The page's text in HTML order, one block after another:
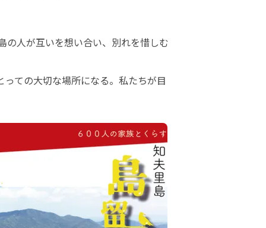
の人が互いを想い合い、別れを惜しむ
ての大切な場所になる。私たちが目